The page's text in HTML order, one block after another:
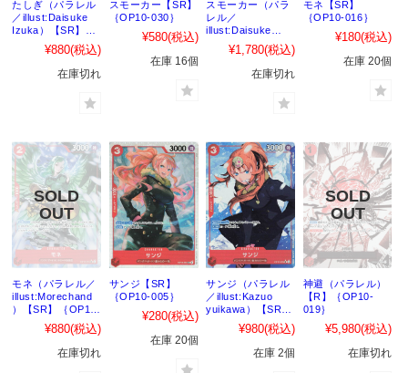
たしぎ（パラレル
／illust:Daisuke
Izuka）【SR】
｛OP10-032｝
¥880(税込)
在庫切れ
スモーカー【SR】
｛OP10-030｝
¥580(税込)
在庫 16個
スモーカー（パラ
レル／
illust:Daisuke
Izuka）【SR】
｛OP10-016｝
¥1,780(税込)
在庫切れ
モネ【SR】
｛OP10-016｝
¥180(税込)
在庫 20個
モネ（パラレル／
illust:Morechand
）【SR】｛OP10-
¥880(税込)
在庫切れ
サンジ【SR】
｛OP10-005｝
¥280(税込)
在庫 20個
サンジ（パラレル
／illust:Kazuo
yuikawa）【SR】
｛OP10-005｝
¥980(税込)
在庫 2個
神避（パラレル）
【R】｛OP10-
019｝
¥5,980(税込)
在庫切れ